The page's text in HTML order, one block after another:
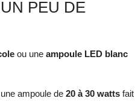
PEU DE
ou une ampoule LED blanc
ampoule de 20 à 30 watts fait